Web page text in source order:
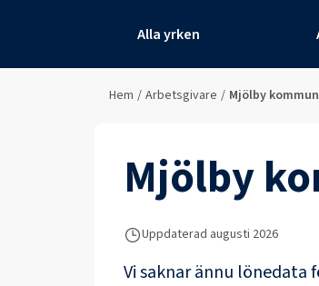
Alla yrken
Hem / Arbetsgivare / Mjölby kommun
Mjölby
Uppdaterad augusti 2026
Vi saknar ännu lönedata